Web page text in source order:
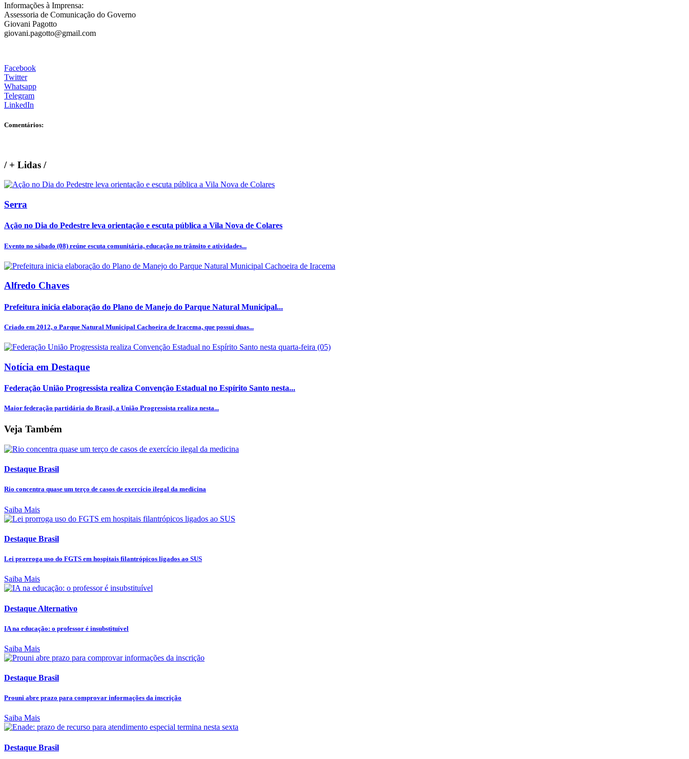
Informações à Imprensa:
Assessoria de Comunicação do Governo
Giovani Pagotto
giovani.pagotto@gmail.com
Facebook
Twitter
Whatsapp
Telegram
LinkedIn
Comentários:
/+ Lidas /
Serra
Ação no Dia do Pedestre leva orientação e escuta pública a Vila Nova de Colares
Evento no sábado (08) reúne escuta comunitária, educação no trânsito e atividades...
Alfredo Chaves
Prefeitura inicia elaboração do Plano de Manejo do Parque Natural Municipal...
Criado em 2012, o Parque Natural Municipal Cachoeira de Iracema, que possui duas...
Notícia em Destaque
Federação União Progressista realiza Convenção Estadual no Espírito Santo nesta...
Maior federação partidária do Brasil, a União Progressista realiza nesta...
Veja Também
Destaque Brasil
Rio concentra quase um terço de casos de exercício ilegal da medicina
Saiba Mais
Destaque Brasil
Lei prorroga uso do FGTS em hospitais filantrópicos ligados ao SUS
Saiba Mais
Destaque Alternativo
IA na educação: o professor é insubstituível
Saiba Mais
Destaque Brasil
Prouni abre prazo para comprovar informações da inscrição
Saiba Mais
Destaque Brasil